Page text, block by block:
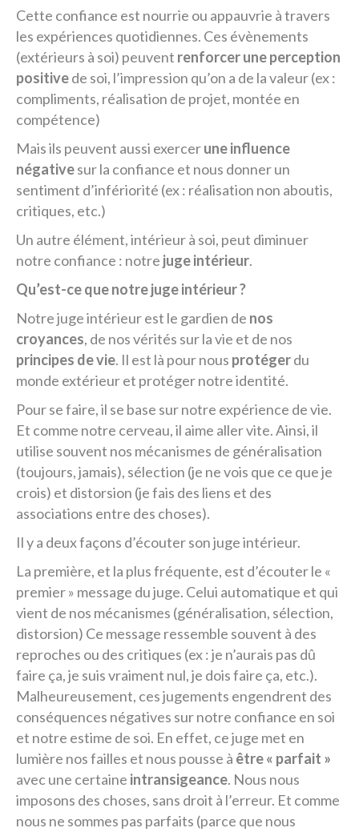
Cette confiance est nourrie ou appauvrie à travers
les expériences quotidiennes. Ces évènements
(extérieurs à soi) peuvent renforcer une perception
positivede soi, l’impression qu’on a de la valeur (ex :
compliments, réalisation de projet, montée en
compétence)
Mais ils peuvent aussi exercerune influence
négativesur la confiance et nous donner un
sentiment d’infériorité (ex : réalisation non aboutis,
critiques, etc.)
Un autre élément, intérieur à soi, peut diminuer
notre confiance : notre juge intérieur.
Qu’est-ce que notre juge intérieur ?
Notre juge intérieur est le gardien de nos
croyances, de nos vérités sur la vie et de nos
principes de vie. Il est là pour nous protégerdu
monde extérieur et protéger notre identité.
Pour se faire, il se base sur notre expérience de vie.
Et comme notre cerveau, il aime aller vite. Ainsi, il
utilise souvent nos mécanismes de généralisation
(toujours, jamais), sélection (je ne vois que ce que je
crois) et distorsion (je fais des liens et des
associations entre des choses).
Il y a deux façons d’écouter son juge intérieur.
La première, et la plus fréquente, est d’écouter le «
premier » message du juge. Celui automatique et qui
vient de nos mécanismes (généralisation, sélection,
distorsion) Ce message ressemble souvent à des
reproches ou des critiques (ex : je n’aurais pas dû
faire ça, je suis vraiment nul, je dois faire ça, etc.).
Malheureusement, ces jugements engendrent des
conséquences négatives sur notre confiance en soi
et notre estime de soi. En effet, ce juge met en
lumière nos failles et nous pousse à être « parfait »
avec une certaine intransigeance. Nous nous
imposons des choses, sans droit à l’erreur. Et comme
nous ne sommes pas parfaits (parce que nous